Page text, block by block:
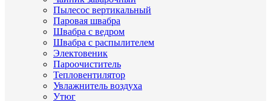
Пылесос вертикальный
Паровая швабра
Швабра с ведром
Швабра с распылителем
Электовеник
Пароочиститель
Тепловентилятор
Увлажнитель воздуха
Утюг